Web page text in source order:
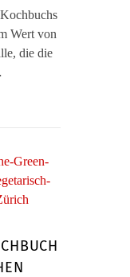
Wert von
die die